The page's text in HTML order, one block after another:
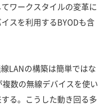
ワークスタイルの変革に
スを利用するBYODも含
LANの構築は簡単ではな
数の無線デバイスを使い
る。こうした動き回る多